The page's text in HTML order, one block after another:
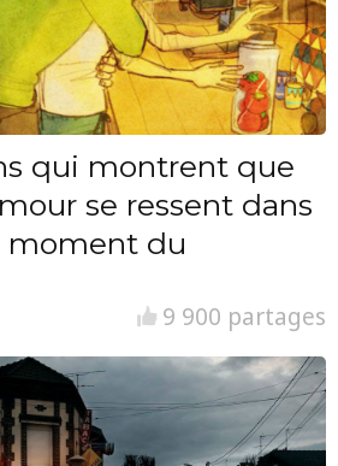
qui montrent que
se ressent dans
moment du
9 900 partages